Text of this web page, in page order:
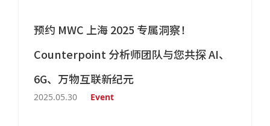
预约 MWC 上海 2025 专属洞察！
Counterpoint 分析师团队与您共探 AI、
6G、万物互联新纪元
2025.05.30 Event